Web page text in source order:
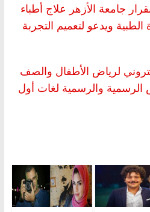
جامعة الأزهر علاج أطباء
الطبية ويدعو لتعميم التجربة
لرياض الأطفال والصف
الرسمية والرسمية لغات أول